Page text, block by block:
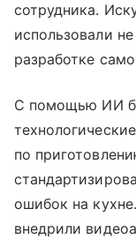
сотрудника.
использовали
разработке
С помощью ИИ
по
ошибок на
внедрили